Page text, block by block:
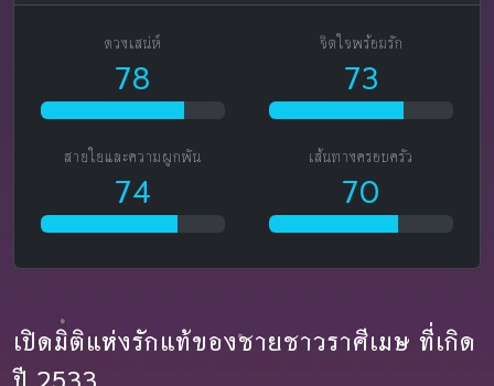
ดวงเสน่ห์
78
จิตใจพร้อมรัก
73
สายใยและความผูกพัน
74
เส้นทางครอบครัว
70
เปิดมิติแห่งรักแท้ของชายชาวราศีเมษ ที่เกิด